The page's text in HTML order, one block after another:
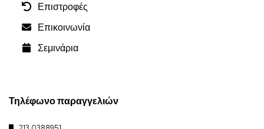
Επιστροφές
Επικοινωνία
Σεμινάρια
Τηλέφωνο παραγγελιών